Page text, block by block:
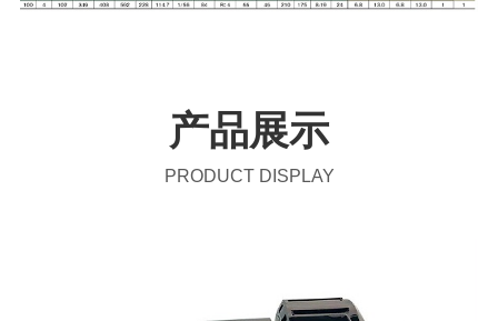
产品展示
PRODUCT DISPLAY